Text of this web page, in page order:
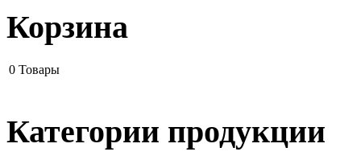
Корзина
0 Товары
Категории продукции